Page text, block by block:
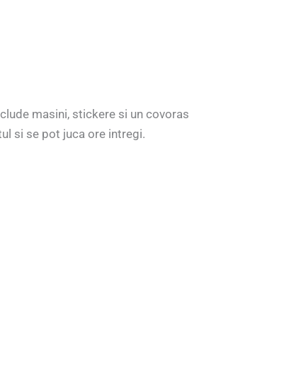
masini, stickere si un covoras
si se pot juca ore intregi.